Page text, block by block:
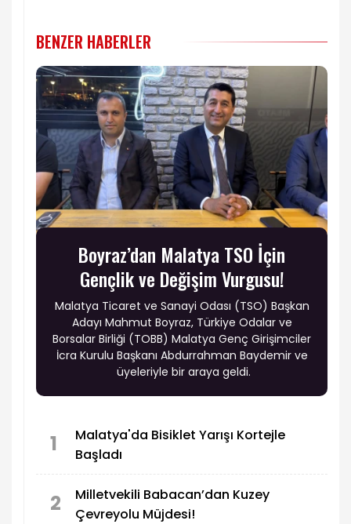
BENZER HABERLER
Boyraz’dan Malatya TSO İçin
Gençlik ve Değişim Vurgusu!
Malatya Ticaret ve Sanayi Odası (TSO) Başkan
Adayı Mahmut Boyraz, Türkiye Odalar ve
Borsalar Birliği (TOBB) Malatya Genç Girişimciler
İcra Kurulu Başkanı Abdurrahman Baydemir ve
üyeleriyle bir araya geldi.
1
Malatya'da Bisiklet Yarışı Kortejle
Başladı
2
Milletvekili Babacan’dan Kuzey
Çevreyolu Müjdesi!